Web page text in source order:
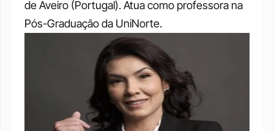
de Aveiro (Portugal). Atua como professora na
Pós-Graduação da UniNorte.